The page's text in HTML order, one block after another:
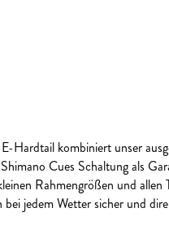
kombiniert unser
Cues Schaltung als
Rahmengrößen und
jedem Wetter sicher und